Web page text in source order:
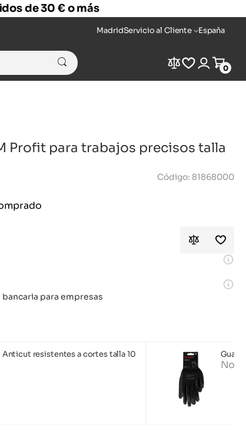
de 30 € o más
MadridServicio al Cliente España
Compare
Wishlist
Login
Cart
0
Profit para trabajos precisos talla
Código: 81868000
para empresas
resistentes a cortes talla 10
No